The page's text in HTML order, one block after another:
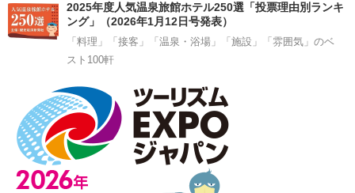
2025年度人気温泉旅館ホテル250選「投票理由別ランキ
ング」（2026年1月12日号発表）
「料理」「接客」「温泉・浴場」「施設」「雰囲気」のベ
スト100軒